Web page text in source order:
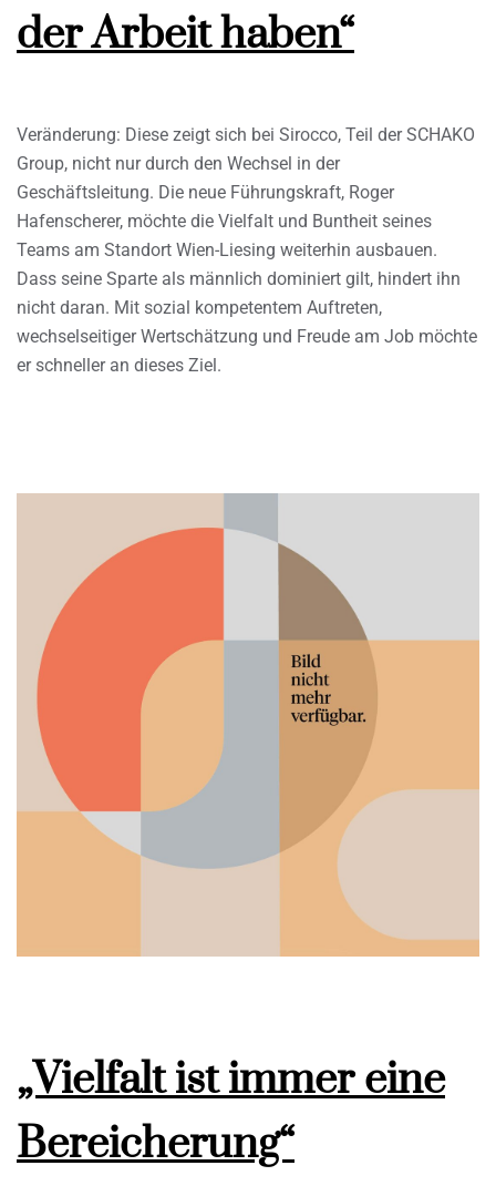
der Arbeit haben“
Veränderung: Diese zeigt sich bei Sirocco, Teil der SCHAKO
Group, nicht nur durch den Wechsel in der
Geschäftsleitung. Die neue Führungskraft, Roger
Hafenscherer, möchte die Vielfalt und Buntheit seines
Teams am Standort Wien-Liesing weiterhin ausbauen.
Dass seine Sparte als männlich dominiert gilt, hindert ihn
nicht daran. Mit sozial kompetentem Auftreten,
wechselseitiger Wertschätzung und Freude am Job möchte
er schneller an dieses Ziel.
„Vielfalt ist immer eine
Bereicherung“